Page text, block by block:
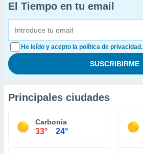
El Tiempo en tu email
He leído y acepto la política de privacidad.
Principales ciudades
Carbonia
33° 24°